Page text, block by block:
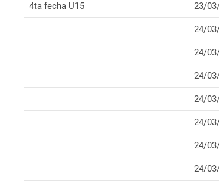
4ta fecha U15 23/
24/
24/
24/
24/
24/
24/
24/